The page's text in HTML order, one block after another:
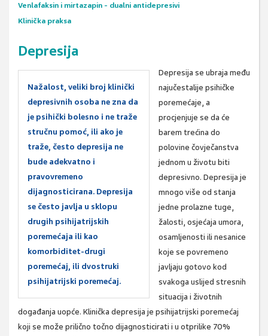
Venlafaksin i mirtazapin - dualni antidepresivi
Klinička praksa
Depresija
Nažalost, veliki broj klinički
depresivnih osoba ne zna da
je psihički bolesno i ne traže
stručnu pomoć, ili ako je
traže, često depresija ne
bude adekvatno i
pravovremeno
dijagnosticirana. Depresija
se često javlja u sklopu
drugih psihijatrijskih
poremećaja ili kao
komorbiditet-drugi
poremećaj, ili dvostruki
psihijatrijski poremećaj.
Depresija se ubraja među
najučestalije psihičke
poremećaje, a
procjenjuje se da će
barem trećina do
polovine čovječanstva
jednom u životu biti
depresivno. Depresija je
mnogo više od stanja
jedne prolazne tuge,
žalosti, osjećaja umora,
osamljenosti ili nesanice
koje se povremeno
javljaju gotovo kod
svakoga uslijed stresnih
situacija i životnih
događanja uopće. Klinička depresija je psihijatrijski poremećaj
koji se može prilično točno dijagnosticirati i u otprilike 70%